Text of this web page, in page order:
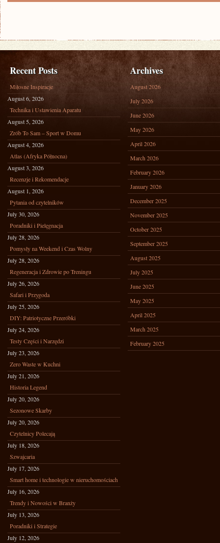
Recent Posts
Miłosne Inspiracje
August 6, 2026
Technika i Ustawienia Aparatu
August 5, 2026
Zrób To Sam – Sport w Domu
August 4, 2026
Atlas (Afryka Północna)
August 3, 2026
Recenzje i Rekomendacje
August 1, 2026
Pytania od czytelników
July 30, 2026
Poradniki i Pielęgnacja
July 28, 2026
Pomysły na Weekend i Czas Wolny
July 28, 2026
Regeneracja i Zdrowie po Treningu
July 26, 2026
Safari i Przygoda
July 25, 2026
DIY: Patriotyczne Przeróbki
July 24, 2026
Testy Części i Narzędzi
July 23, 2026
Zero Waste w Kuchni
July 21, 2026
Historia Legend
July 20, 2026
Sezonowe Skarby
July 20, 2026
Czytelnicy Polecają
July 18, 2026
Szwajcaria
July 17, 2026
Smart home i technologie w nieruchomościach
July 16, 2026
Trendy i Nowości w Branży
July 13, 2026
Poradniki i Strategie
July 12, 2026
Archives
August 2026
July 2026
June 2026
May 2026
April 2026
March 2026
February 2026
January 2026
December 2025
November 2025
October 2025
September 2025
August 2025
July 2025
June 2025
May 2025
April 2025
March 2025
February 2025